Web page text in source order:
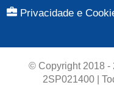
Privacidade e
© Copyright 2018 -
2SP021400 |